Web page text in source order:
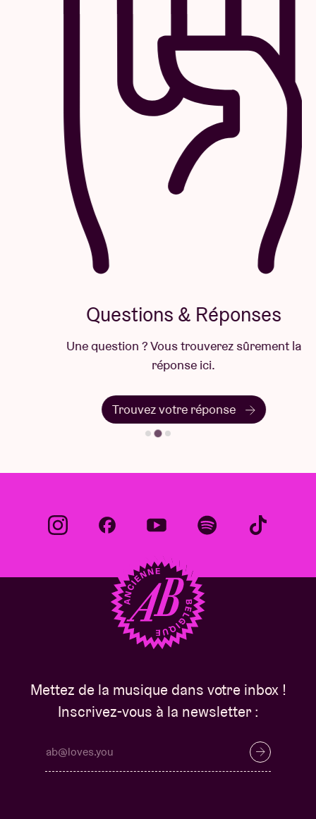
Questions & Réponses
Une question ? Vous trouverez sûrement la
réponse ici.
Trouvez votre réponse
Mettez de la musique dans votre inbox !
Inscrivez-vous à la newsletter :